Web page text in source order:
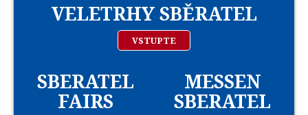
VELETRHY SBĚRATEL
VSTUPTE
SBERATEL
FAIRS
MESSEN
SBERATEL